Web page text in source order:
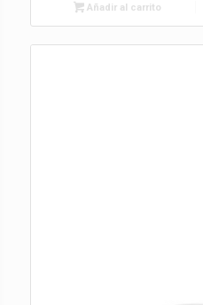
Añadir al carrito